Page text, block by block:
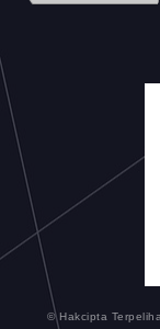
© Hakcipta